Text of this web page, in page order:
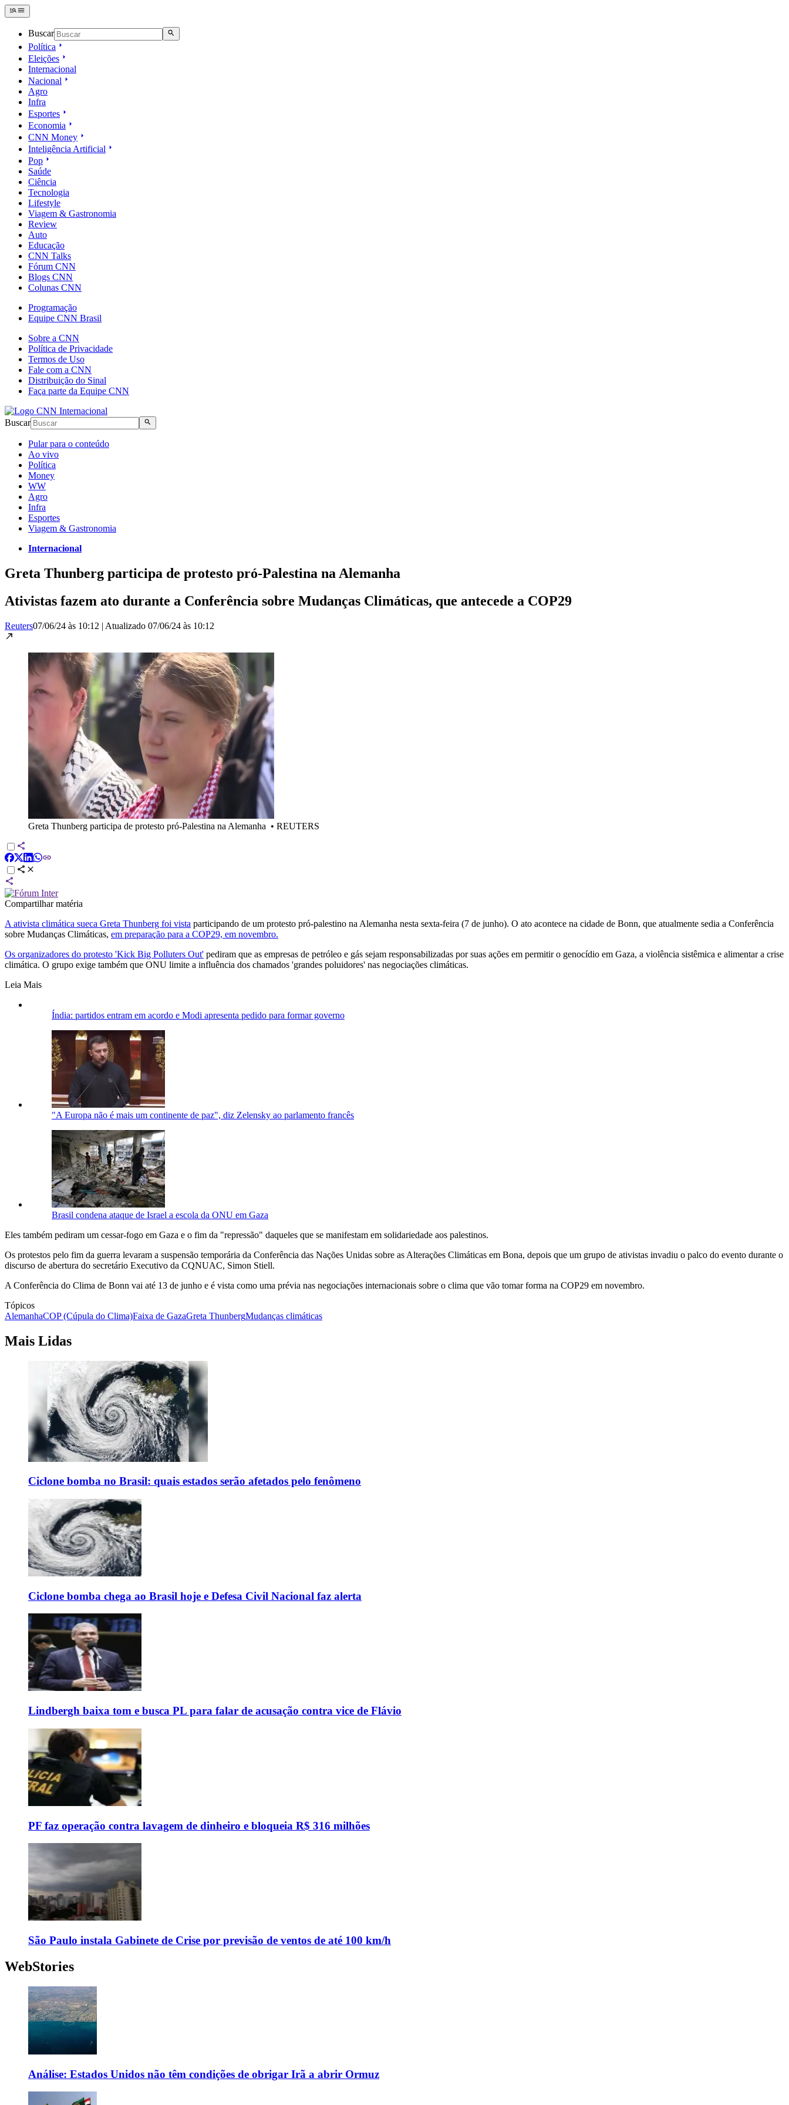
Buscar
Política
Eleições
Internacional
Nacional
Agro
Infra
Esportes
Economia
CNN Money
Inteligência Artificial
Pop
Saúde
Ciência
Tecnologia
Lifestyle
Viagem & Gastronomia
Review
Auto
Educação
CNN Talks
Fórum CNN
Blogs CNN
Colunas CNN
Programação
Equipe CNN Brasil
Sobre a CNN
Política de Privacidade
Termos de Uso
Fale com a CNN
Distribuição do Sinal
Faça parte da Equipe CNN
Buscar
Pular para o conteúdo
Ao vivo
Política
Money
WW
Agro
Infra
Esportes
Viagem & Gastronomia
Internacional
Greta Thunberg participa de protesto pró-Palestina na Alemanha
Ativistas fazem ato durante a Conferência sobre Mudanças Climáticas, que antecede a COP29
Reuters07/06/24 às 10:12 | Atualizado 07/06/24 às 10:12
Greta Thunberg participa de protesto pró-Palestina na Alemanha • REUTERS
Compartilhar matéria
A ativista climática sueca Greta Thunberg foi vista participando de um protesto pró-palestino na Alemanha nesta sexta-feira (7 de junho). O ato acontece na cidade de Bonn, que atualmente sedia a Conferência
sobre Mudanças Climáticas, em preparação para a COP29, em novembro.
Os organizadores do protesto 'Kick Big Polluters Out' pediram que as empresas de petróleo e gás sejam responsabilizadas por suas ações em permitir o genocídio em Gaza, a violência sistêmica e alimentar a crise
climática. O grupo exige também que ONU limite a influência dos chamados 'grandes poluidores' nas negociações climáticas.
Leia Mais
Índia: partidos entram em acordo e Modi apresenta pedido para formar governo
"A Europa não é mais um continente de paz", diz Zelensky ao parlamento francês
Brasil condena ataque de Israel a escola da ONU em Gaza
Eles também pediram um cessar-fogo em Gaza e o fim da "repressão" daqueles que se manifestam em solidariedade aos palestinos.
Os protestos pelo fim da guerra levaram a suspensão temporária da Conferência das Nações Unidas sobre as Alterações Climáticas em Bona, depois que um grupo de ativistas invadiu o palco do evento durante o
discurso de abertura do secretário Executivo da CQNUAC, Simon Stiell.
A Conferência do Clima de Bonn vai até 13 de junho e é vista como uma prévia nas negociações internacionais sobre o clima que vão tomar forma na COP29 em novembro.
Tópicos
AlemanhaCOP (Cúpula do Clima)Faixa de GazaGreta ThunbergMudanças climáticas
Mais Lidas
Ciclone bomba no Brasil: quais estados serão afetados pelo fenômeno
Ciclone bomba chega ao Brasil hoje e Defesa Civil Nacional faz alerta
Lindbergh baixa tom e busca PL para falar de acusação contra vice de Flávio
PF faz operação contra lavagem de dinheiro e bloqueia R$ 316 milhões
São Paulo instala Gabinete de Crise por previsão de ventos de até 100 km/h
WebStories
Análise: Estados Unidos não têm condições de obrigar Irã a abrir Ormuz